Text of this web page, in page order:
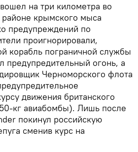
на три километра во
крымского мыса
предупреждений по
проигнорировали,
корабль пограничной службы
предупредительный огонь, а
Черноморского флота
движения британского
кг авиабомбы). Лишь после
покинул российскую
сменив курс на